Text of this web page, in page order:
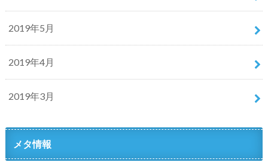
2019年5月
2019年4月
2019年3月
メタ情報